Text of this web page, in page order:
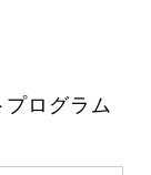
ログラム